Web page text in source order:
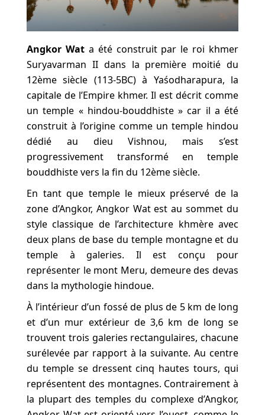
Angkor Wata été construit par le roi khmer
Suryavarman II dans la première moitié du
12ème siècle (113-5BC) à Yaśodharapura, la
capitale de l’Empire khmer. Il est décrit comme
un temple « hindou-bouddhiste » car il a été
construit à l’origine comme un temple hindou
dédié au dieu Vishnou, mais s’est
progressivement transformé en temple
bouddhiste vers la fin du 12ème siècle.
En tant que temple le mieux préservé de la
zone d’Angkor, Angkor Wat est au sommet du
style classique de l’architecture khmère avec
deux plans de base du temple montagne et du
temple à galeries. Il est conçu pour
représenter le mont Meru, demeure des devas
dans la mythologie hindoue.
À l’intérieur d’un fossé de plus de 5 km de long
et d’un mur extérieur de 3,6 km de long se
trouvent trois galeries rectangulaires, chacune
surélevée par rapport à la suivante. Au centre
du temple se dressent cinq hautes tours, qui
représentent des montagnes. Contrairement à
la plupart des temples du complexe d’Angkor,